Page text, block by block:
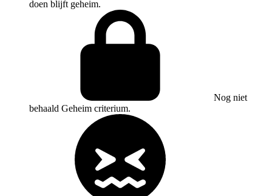
doen blijft geheim.
Nog niet
behaald Geheim criterium.